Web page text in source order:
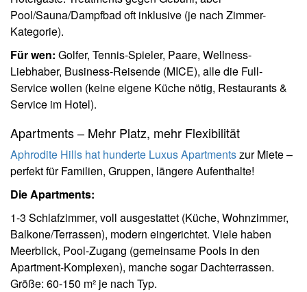
Pool/Sauna/Dampfbad oft inklusive (je nach Zimmer-
Kategorie).
Für wen: Golfer, Tennis-Spieler, Paare, Wellness-
Liebhaber, Business-Reisende (MICE), alle die Full-
Service wollen (keine eigene Küche nötig, Restaurants &
Service im Hotel).
Apartments – Mehr Platz, mehr Flexibilität
Aphrodite Hills hat hunderte Luxus Apartmentszur Miete –
perfekt für Familien, Gruppen, längere Aufenthalte!
Die Apartments:
1-3 Schlafzimmer, voll ausgestattet (Küche, Wohnzimmer,
Balkone/Terrassen), modern eingerichtet. Viele haben
Meerblick, Pool-Zugang (gemeinsame Pools in den
Apartment-Komplexen), manche sogar Dachterrassen.
Größe: 60-150 m² je nach Typ.